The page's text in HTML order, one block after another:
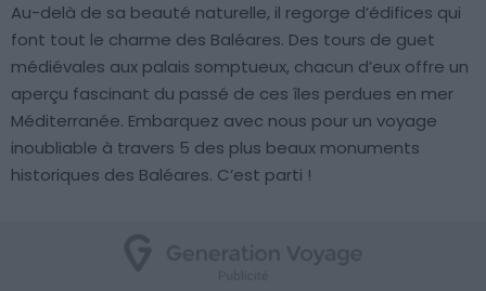
Au-delà de sa beauté naturelle, il regorge d’édifices qui
font tout le charme des Baléares. Des tours de guet
médiévales aux palais somptueux, chacun d’eux offre un
aperçu fascinant du passé de ces îles perdues en mer
Méditerranée. Embarquez avec nous pour un voyage
inoubliable à travers 5 des plus beaux monuments
historiques des Baléares. C’est parti !